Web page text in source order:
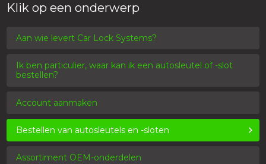
Klik op een onderwerp
Aan wie levert Car Lock Systems?
Ik ben particulier, waar kan ik een autosleutel of -slot
bestellen?
Account aanmaken
Bestellen van autosleutels en -sloten
Assortiment OEM-onderdelen